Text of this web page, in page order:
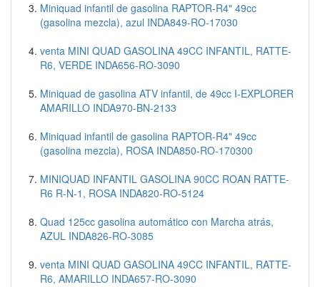
Miniquad infantil de gasolina RAPTOR-R4" 49cc
(gasolina mezcla), azul INDA849-RO-17030
venta MINI QUAD GASOLINA 49CC INFANTIL, RATTE-
R6, VERDE INDA656-RO-3090
Miniquad de gasolina ATV infantil, de 49cc I-EXPLORER
AMARILLO INDA970-BN-2133
Miniquad infantil de gasolina RAPTOR-R4" 49cc
(gasolina mezcla), ROSA INDA850-RO-170300
MINIQUAD INFANTIL GASOLINA 90CC ROAN RATTE-
R6 R-N-1, ROSA INDA820-RO-5124
Quad 125cc gasolina automático con Marcha atrás,
AZUL INDA826-RO-3085
venta MINI QUAD GASOLINA 49CC INFANTIL, RATTE-
R6, AMARILLO INDA657-RO-3090